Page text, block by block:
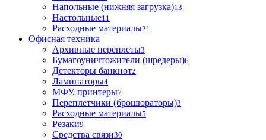
Напольные (нижняя загрузка)13
Настольные11
Расходные материалы21
Офисная техника
Архивные переплеты3
Бумагоуничтожители (шредеры)6
Детекторы банкнот2
Ламинаторы4
МФУ, принтеры7
Переплетчики (брошюраторы)3
Расходные материалы5
Резаки9
Средства связи30